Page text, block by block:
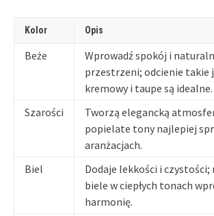
Kolor Opis
Beże
Wprowadź spokój i
przestrzeni; odcienie takie
kremowy i taupe są idealne.
Szarości
Tworzą elegancką
popielate tony najlepiej
aranżacjach.
Biel
Dodaje lekkości i
biele w ciepłych tonach
harmonię.